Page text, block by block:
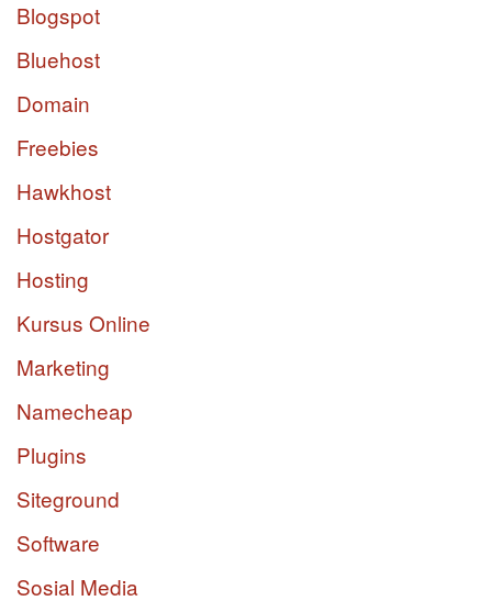
Blogspot
Bluehost
Domain
Freebies
Hawkhost
Hostgator
Hosting
Kursus Online
Marketing
Namecheap
Plugins
Siteground
Software
Sosial Media